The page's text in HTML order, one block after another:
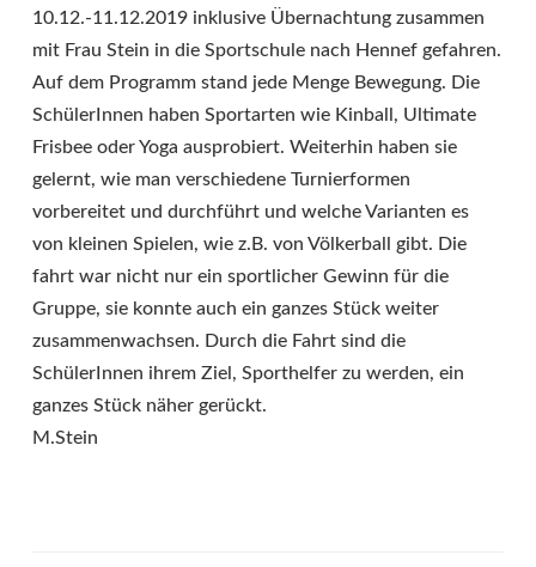
10.12.-11.12.2019 inklusive Übernachtung zusammen
mit Frau Stein in die Sportschule nach Hennef gefahren.
Auf dem Programm stand jede Menge Bewegung. Die
SchülerInnen haben Sportarten wie Kinball, Ultimate
Frisbee oder Yoga ausprobiert. Weiterhin haben sie
gelernt, wie man verschiedene Turnierformen
vorbereitet und durchführt und welche Varianten es
von kleinen Spielen, wie z.B. von Völkerball gibt. Die
fahrt war nicht nur ein sportlicher Gewinn für die
Gruppe, sie konnte auch ein ganzes Stück weiter
zusammenwachsen. Durch die Fahrt sind die
SchülerInnen ihrem Ziel, Sporthelfer zu werden, ein
ganzes Stück näher gerückt.
M.Stein